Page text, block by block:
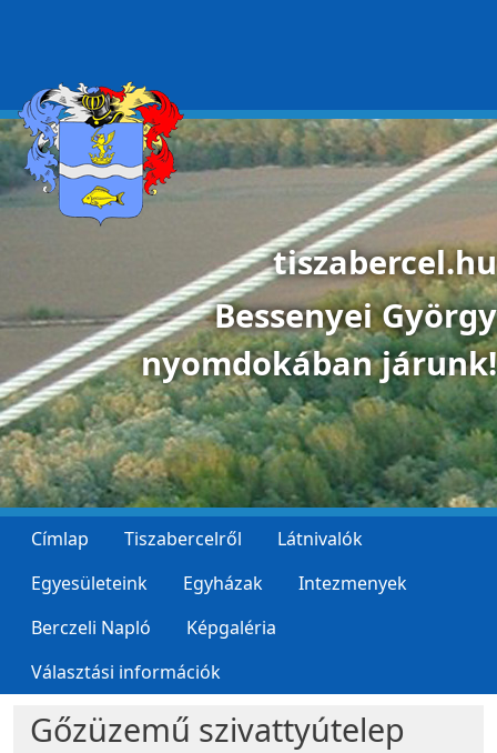
tiszabercel.hu
Bessenyei György
nyomdokában járunk!
Címlap Tiszabercelről
Látnivalók
Egyesületeink
Egyházak
Intezmenyek
Berczeli Napló
Képgaléria
Választási információk
Gőzüzemű szivattyútelep